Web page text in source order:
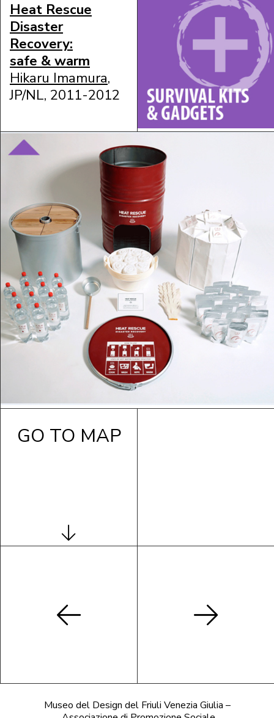
Heat Rescue
Disaster
Recovery:
safe & warm
Hikaru Imamura,
JP/NL, 2011-2012
GO TO MAP
Museo del Design del Friuli Venezia Giulia –